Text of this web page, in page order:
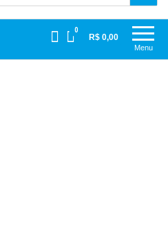
Menu
0
R$ 0,00